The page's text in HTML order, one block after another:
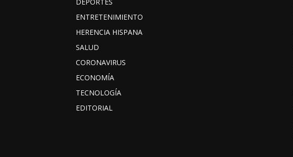
DEPORTES
ENTRETENIMIENTO
HERENCIA HISPANA
SALUD
CORONAVIRUS
ECONOMÍA
TECNOLOGÍA
EDITORIAL